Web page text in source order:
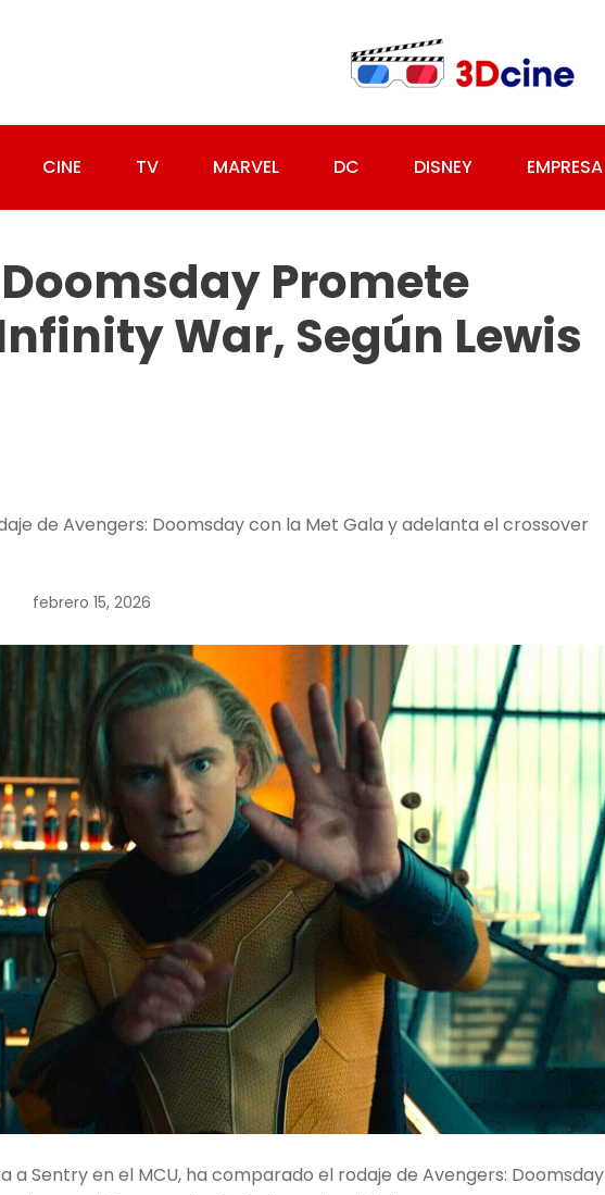
CINE TV MARVEL DC DISNEY EMPRESA
Promete
War, Según Lewis
de Avengers: Doomsday con la Met Gala y adelanta el crossover
febrero 15, 2026
a Sentry en el MCU, ha comparado el rodaje de Avengers: Doomsday